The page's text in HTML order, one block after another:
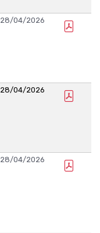
28/04/2026
28/04/2026
28/04/2026